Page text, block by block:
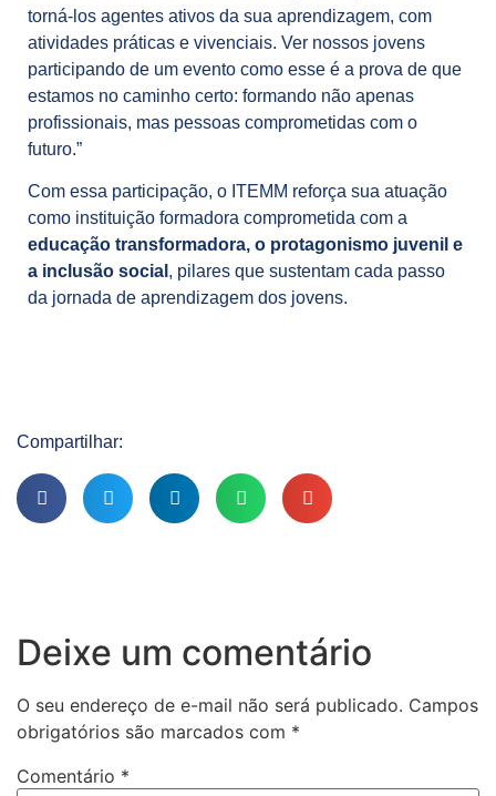
torná-los agentes ativos da sua aprendizagem, com
atividades práticas e vivenciais. Ver nossos jovens
participando de um evento como esse é a prova de que
estamos no caminho certo: formando não apenas
profissionais, mas pessoas comprometidas com o
futuro.”
Com essa participação, o ITEMM reforça sua atuação
como instituição formadora comprometida com a
educação transformadora, o protagonismo juvenil e
a inclusão social , pilares que sustentam cada passo
da jornada de aprendizagem dos jovens.
Compartilhar:
Deixe um comentário
O seu endereço de e-mail não será publicado. Campos
obrigatórios são marcados com *
Comentário *